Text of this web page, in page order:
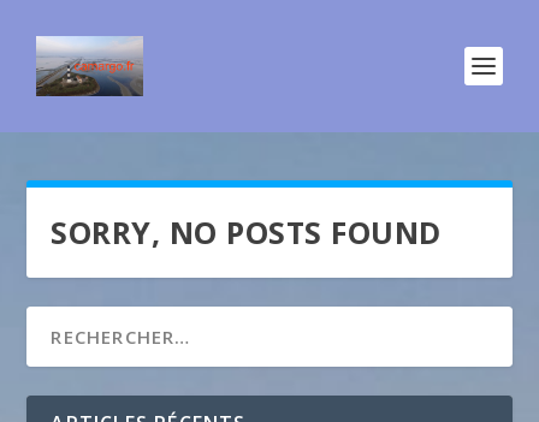
SORRY, NO POSTS FOUND